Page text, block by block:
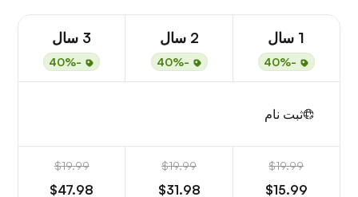
1 سال
-40%
2 سال
-40%
3 سال
-40%
ثبت نام
$19.99
$15.99
$19.99
$31.98
$19.99
$47.98